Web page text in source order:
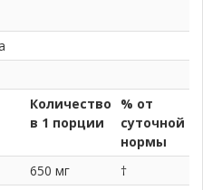
Количество
в 1 порции
% от
суточной
нормы
650 мг
†